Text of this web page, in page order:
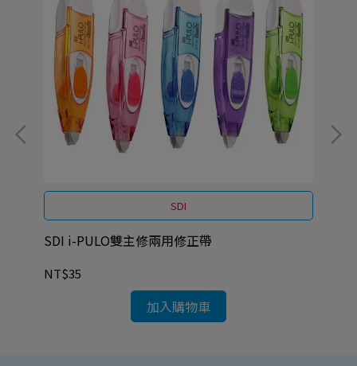
SDI
SDI i-PULO雙主修兩用修正帶
NT$35
加入購物車